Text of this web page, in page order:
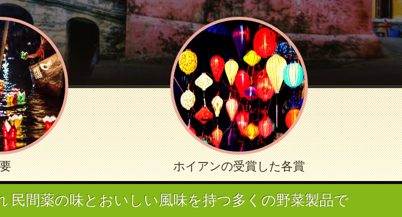
ホイアンの受賞した各賞
民間薬の味とおいしい風味を持つ多くの野菜製品で